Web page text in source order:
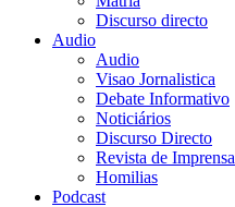
Discurso directo
Audio
Audio
Visao Jornalistica
Debate Informativo
Noticiários
Discurso Directo
Revista de Imprensa
Homilias
Podcast